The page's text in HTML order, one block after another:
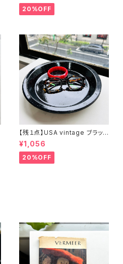
20%OFF
【残１点】USA vintage ブラック
琺瑯プレート
¥1,056
20%OFF